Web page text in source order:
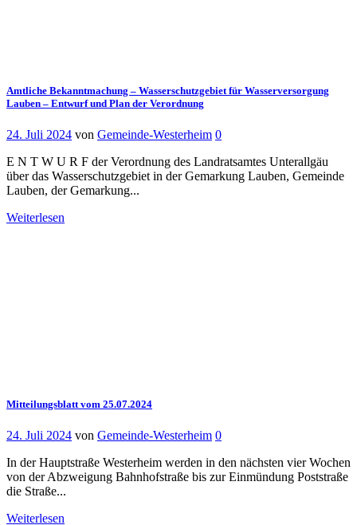
Amtliche Bekanntmachung – Wasserschutzgebiet für Wasserversorgung
Lauben – Entwurf und Plan der Verordnung
24. Juli 2024 von Gemeinde-Westerheim 0
E N T W U R F der Verordnung des Landratsamtes Unterallgäu
über das Wasserschutzgebiet in der Gemarkung Lauben, Gemeinde
Lauben, der Gemarkung...
Weiterlesen
Mitteilungsblatt vom 25.07.2024
24. Juli 2024 von Gemeinde-Westerheim 0
In der Hauptstraße Westerheim werden in den nächsten vier Wochen
von der Abzweigung Bahnhofstraße bis zur Einmündung Poststraße
die Straße...
Weiterlesen